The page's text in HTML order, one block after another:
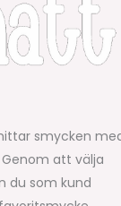
smycken
att välja
du som kund